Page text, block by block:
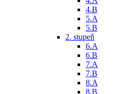
4.B
5.A
5.B
2. stupeň
6.A
6.B
7.A
7.B
8.A
8.B